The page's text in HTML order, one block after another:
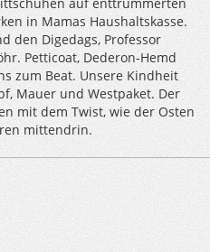
in Mamas Haushaltskasse.
den Digedags, Professor
Petticoat, Dederon-Hemd
zum Beat. Unsere Kindheit
Mauer und Westpaket. Der
mit dem Twist, wie der Osten
mittendrin.